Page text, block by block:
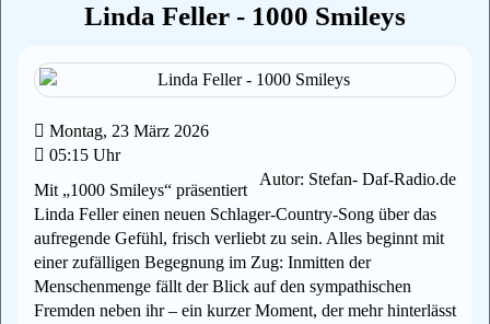
Linda Feller - 1000 Smileys
Montag, 23 März 2026
05:15 Uhr
Autor: Stefan- Daf-Radio.de
Mit „1000 Smileys“ präsentiert
Linda Feller einen neuen Schlager-Country-Song über das
aufregende Gefühl, frisch verliebt zu sein. Alles beginnt mit
einer zufälligen Begegnung im Zug: Inmitten der
Menschenmenge fällt der Blick auf den sympathischen
Fremden neben ihr – ein kurzer Moment, der mehr hinterlässt